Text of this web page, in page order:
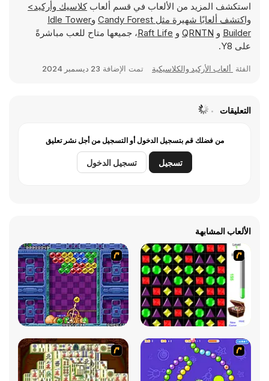
استكشف المزيد من الألعاب في قسم ألعابكلاسيك وأركيد>
واكتشف ألعابًا شهيرة مثل Candy Forest وIdle Tower
Builder و QRNTN و Raft Life، جميعها متاح للعب مباشرةً
على Y8.
الفئة ألعاب الأركيد والكلاسيكية تمت الإضافة 23 ديسمبر 2024
التعليقات
من فضلك قم بتسجيل الدخول أو التسجيل من أجل نشر تعليق
تسجيل تسجيل الدخول
الألعاب المشابهة